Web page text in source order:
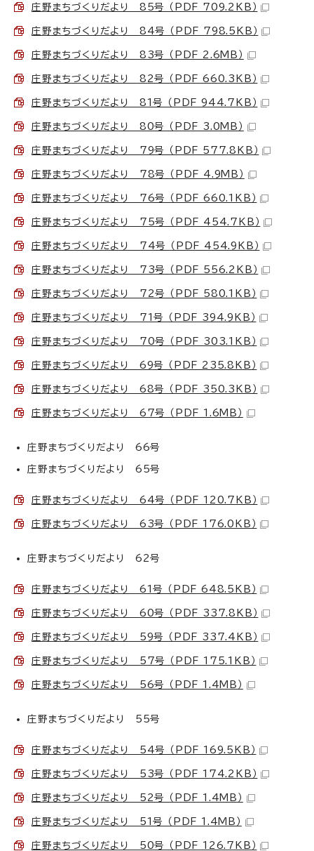
庄野まちづくりだより 85号 （PDF 709.2KB）
庄野まちづくりだより 84号 （PDF 798.5KB）
庄野まちづくりだより 83号 （PDF 2.6MB）
庄野まちづくりだより 82号 （PDF 660.3KB）
庄野まちづくりだより 81号 （PDF 944.7KB）
庄野まちづくりだより 80号 （PDF 3.0MB）
庄野まちづくりだより 79号 （PDF 577.8KB）
庄野まちづくりだより 78号 （PDF 4.9MB）
庄野まちづくりだより 76号 （PDF 660.1KB）
庄野まちづくりだより 75号 （PDF 454.7KB）
庄野まちづくりだより 74号 （PDF 454.9KB）
庄野まちづくりだより 73号 （PDF 556.2KB）
庄野まちづくりだより 72号 （PDF 580.1KB）
庄野まちづくりだより 71号 （PDF 394.9KB）
庄野まちづくりだより 70号 （PDF 303.1KB）
庄野まちづくりだより 69号 （PDF 235.8KB）
庄野まちづくりだより 68号 （PDF 350.3KB）
庄野まちづくりだより 67号 （PDF 1.6MB）
庄野まちづくりだより 66号
庄野まちづくりだより 65号
庄野まちづくりだより 64号 （PDF 120.7KB）
庄野まちづくりだより 63号 （PDF 176.0KB）
庄野まちづくりだより 62号
庄野まちづくりだより 61号 （PDF 648.5KB）
庄野まちづくりだより 60号 （PDF 337.8KB）
庄野まちづくりだより 59号 （PDF 337.4KB）
庄野まちづくりだより 57号 （PDF 175.1KB）
庄野まちづくりだより 56号 （PDF 1.4MB）
庄野まちづくりだより 55号
庄野まちづくりだより 54号 （PDF 169.5KB）
庄野まちづくりだより 53号 （PDF 174.2KB）
庄野まちづくりだより 52号 （PDF 1.4MB）
庄野まちづくりだより 51号 （PDF 1.4MB）
庄野まちづくりだより 50号 （PDF 126.7KB）